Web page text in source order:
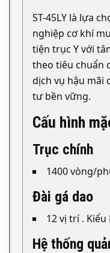
ST-45LY là lựa
nghiệp cơ khí
tiện trục Y với
theo tiêu chuẩn
dịch vụ hậu mãi
tư bền vững.
Cấu hình
Trục chính
1400 vòng/
Đài gá dao
12 vị trí . Kiểu
Hệ thống